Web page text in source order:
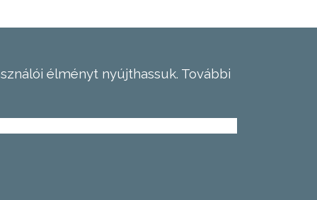
élményt nyújthassuk. További